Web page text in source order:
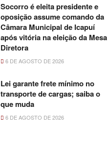
Socorro é eleita presidente e
oposição assume comando da
Câmara Municipal de Icapuí
após vitória na eleição da Mesa
Diretora
6 DE AGOSTO DE 2026
Lei garante frete mínimo no
transporte de cargas; saiba o
que muda
6 DE AGOSTO DE 2026